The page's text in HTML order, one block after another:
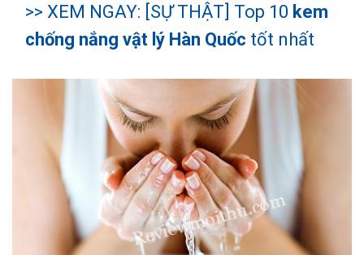
>> XEM NGAY: [SỰ THẬT] Top 10 kem
chống nắng vật lý Hàn Quốc tốt nhất